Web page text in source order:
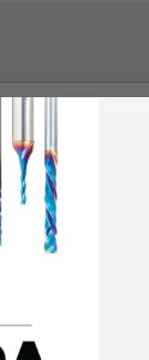
Torx® et